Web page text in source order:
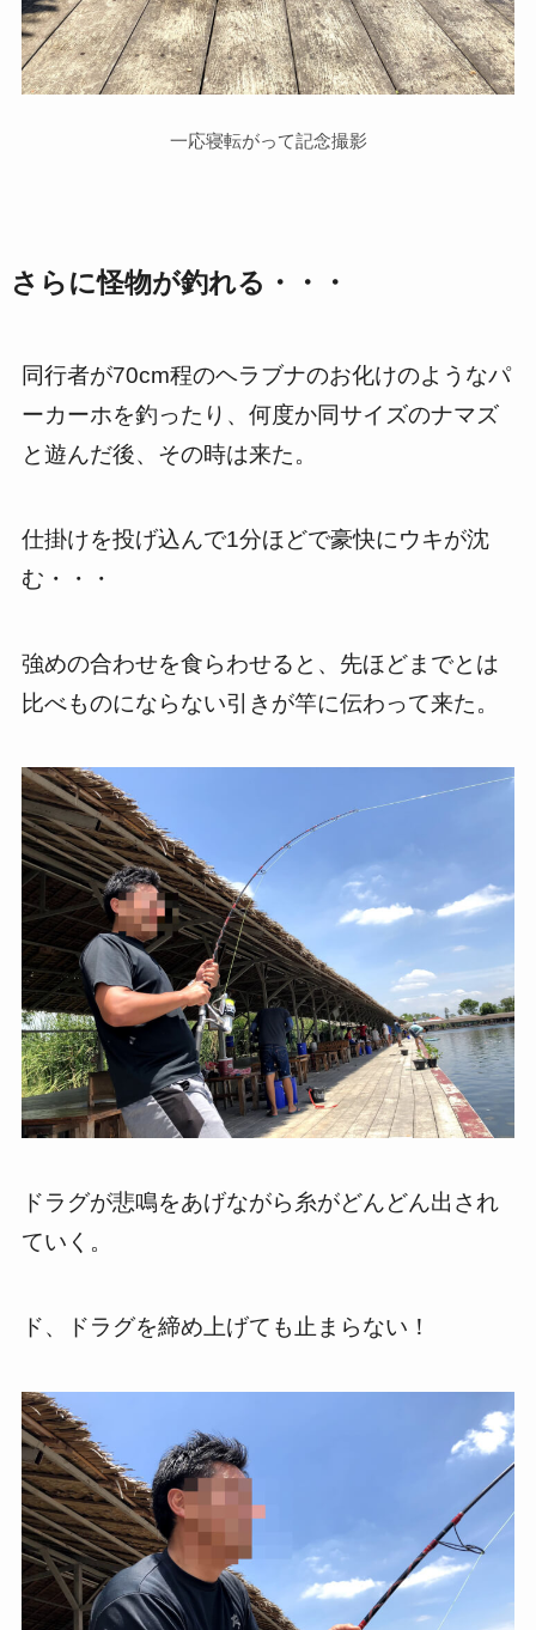
一応寝転がって記念撮影
さらに怪物が釣れる・・・
同行者が70cm程のヘラブナのお化けのようなパ
ーカーホを釣ったり、何度か同サイズのナマズ
と遊んだ後、その時は来た。
仕掛けを投げ込んで1分ほどで豪快にウキが沈
む・・・
強めの合わせを食らわせると、先ほどまでとは
比べものにならない引きが竿に伝わって来た。
ドラグが悲鳴をあげながら糸がどんどん出され
ていく。
ド、ドラグを締め上げても止まらない！